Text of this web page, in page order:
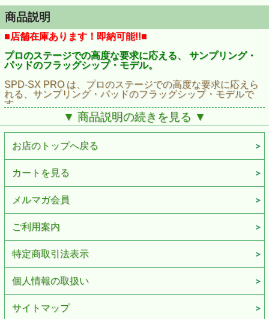
商品説明
■店舗在庫あります！即納可能!!■
プロのステージでの高度な要求に応える、 サンプリング・
パッドのフラッグシップ・モデル。
SPD-SX PRO は、プロのステージでの高度な要求に応えら
れる、サンプリング・パッドのフラッグシップ・モデルで
す。
SPD-SやSPD-SXから 10年以上にわたり、使用現場でのフ
ィードバックや多岐にわたるロード・テストを経て、更にハ
イ・クオリティなパフォーマンスが実現できるようになりま
した。これまでのモデルで培ったサンプリング・パッドの技
術を活かしつつ、最適なパッド配列、強化された機能、激し
い用途に耐える堅牢性を誇ります。
大型のカラー・ディスプレイ、カスタマイズ可能なマルチ・
カラーのPAD LED、バック・ライト付きのボタンは、暗い
ステージでの視認性も抜群です。さらに、豊富な出力端子と
TRIGGER IN 端子を備え、ハイハット・コントロールやエク
オーディオ再生、 演奏性を向上させたパッド、簡単にサン
プルのインポートやキットの編集ができる専用アプリによ
り、あらゆるステージにおいて強力なパートナーとして活用
できます。
・ステージでの視認性を高める、 カスタマイズ可能なマルチ・カラーの PAD LED とバック ・
ライト付きボタン
・演奏中でも設定が簡単に確認できる4.3インチ・カラー・ディスプレイ
・48kHz(16 ビット)サンプル・オーディオ再生。 WAV/AIFF 44.1/48kHz (16/24/32 ビット)、
▼ 商品説明の続きを見る ▼
お店のトップへ戻る
カートを見る
メルマガ会員
ご利用案内
特定商取引法表示
個人情報の取扱い
サイトマップ